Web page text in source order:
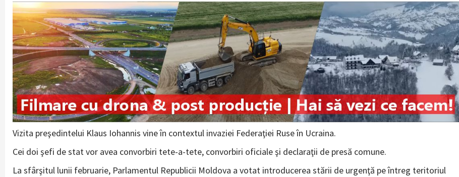
Vizita preşedintelui Klaus Iohannis vine în contextul invaziei Federaţiei Ruse în Ucraina.
Cei doi şefi de stat vor avea convorbiri tete-a-tete, convorbiri oficiale şi declaraţii de presă comune.
La sfârşitul lunii februarie, Parlamentul Republicii Moldova a votat introducerea stării de urgenţă pe întreg teritoriul